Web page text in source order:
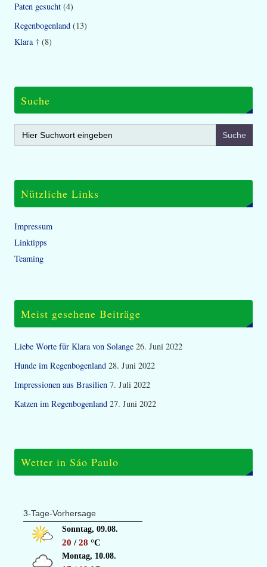
Paten gesucht (4)
Regenbogenland (13)
Klara † (8)
Suche
Search
for:
Nützliche Links
Impressum
Linktipps
Teaming
Meist gesehene Beiträge
Liebe Worte für Klara von Solange 26. Juni 2022
Hunde im Regenbogenland 28. Juni 2022
Impressionen aus Brasilien 7. Juli 2022
Katzen im Regenbogenland 27. Juni 2022
Wetter in Sáo Paulo
3-Tage-Vorhersage
Sonntag, 09.08.
20 /28 °C
Montag, 10.08.